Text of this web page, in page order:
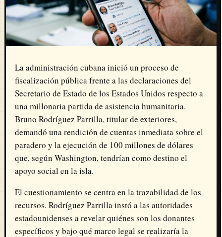
La administración cubana inició un proceso de
fiscalización pública frente a las declaraciones del
Secretario de Estado de los Estados Unidos respecto a
una millonaria partida de asistencia humanitaria.
Bruno Rodríguez Parrilla, titular de exteriores,
demandó una rendición de cuentas inmediata sobre el
paradero y la ejecución de 100 millones de dólares
que, según Washington, tendrían como destino el
apoyo social en la isla.
El cuestionamiento se centra en la trazabilidad de los
recursos. Rodríguez Parrilla instó a las autoridades
estadounidenses a revelar quiénes son los donantes
específicos y bajo qué marco legal se realizaría la